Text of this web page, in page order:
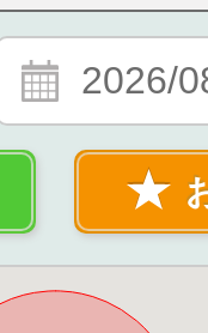
2026/